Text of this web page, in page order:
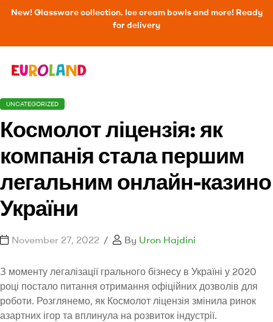
New! Glassware collection. Ice cream bowls and more! Ready
for delivery
UNCATEGORIZED
Космолот ліцензія: як
компанія стала першим
легальним онлайн-казино
України
November 27, 2022 By Uron Hajdini
З моменту легалізації грального бізнесу в Україні у 2020
році постало питання отримання офіційних дозволів для
роботи. Розглянемо, як Космолот ліцензія змінила ринок
азартних ігор та вплинула на розвиток індустрії.